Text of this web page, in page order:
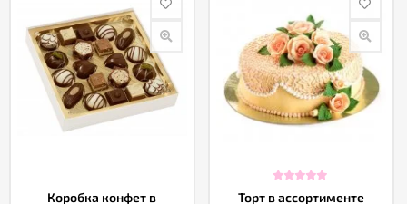
Коробка конфет в
Торт в ассортименте